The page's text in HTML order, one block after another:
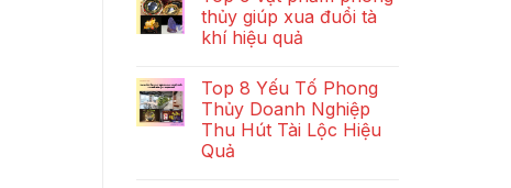
thủy giúp xua đuổi tà
khí hiệu quả
Top 8 Yếu Tố Phong
Thủy Doanh Nghiệp
Thu Hút Tài Lộc Hiệu
Quả